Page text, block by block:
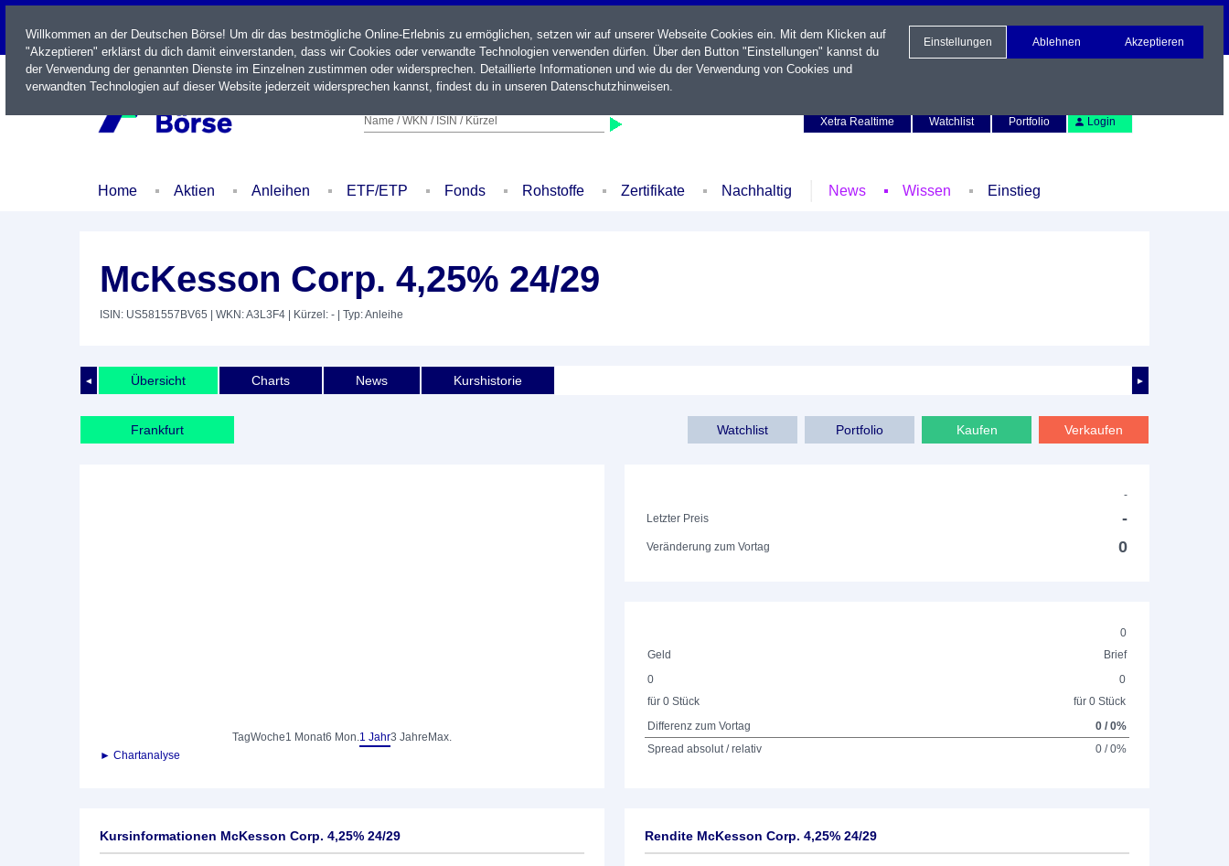
LIVE
Name / WKN / ISIN / Kürzel
Xetra Realtime
Watchlist Portfolio Login
Home Aktien Anleihen ETF/ETP Fonds Rohstoffe Zertifikate Nachhaltig News Wissen Einstieg
McKesson Corp. 4,25% 24/29
ISIN: US581557BV65 | WKN: A3L3F4 | Kürzel: - | Typ: Anleihe
◄ ►
Übersicht Charts News Kurshistorie
Frankfurt Verkaufen
Kaufen
Portfolio
Watchlist
TagWoche1 Monat6 Mon.1 Jahr3 Jahre Max.
► Chartanalyse
-
Letzter Preis
-
Veränderung zum Vortag 0
0
Geld
Brief
0
für 0 Stück
0
für 0 Stück
Differenz zum Vortag
0 / 0%
Spread absolut / relativ
0 / 0%
Kursinformationen McKesson Corp. 4,25% 24/29 Rendite McKesson Corp. 4,25% 24/29
Willkommen an der Deutschen Börse! Um dir das bestmögliche Online-Erlebnis zu ermöglichen, setzen wir auf unserer Webseite Cookies ein. Mit dem Klicken auf
"Akzeptieren" erklärst du dich damit einverstanden, dass wir Cookies oder verwandte Technologien verwenden dürfen. Über den Button "Einstellungen" kannst du
der Verwendung der genannten Dienste im Einzelnen zustimmen oder widersprechen. Detaillierte Informationen und wie du der Verwendung von Cookies und
verwandten Technologien auf dieser Website jederzeit widersprechen kannst, findest du in unseren Datenschutzhinweisen.
Einstellungen Ablehnen Akzeptieren